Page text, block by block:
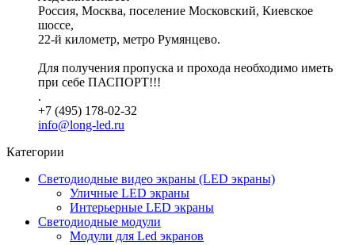
Россия, Москва, поселение Московский, Киевское
шоссе,
22-й километр, метро Румянцево.
Для получения пропуска и прохода необходимо иметь
при себе ПАСПОРТ!!!
.
+7 (495) 178-02-32
info@long-led.ru
Категории
Светодиодные видео экраны (LED экраны)
Уличные LED экраны
Интерьерные LED экраны
Светодиодные модули
Модули для Led экранов